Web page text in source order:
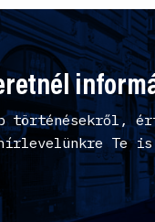
történésekről,
Te